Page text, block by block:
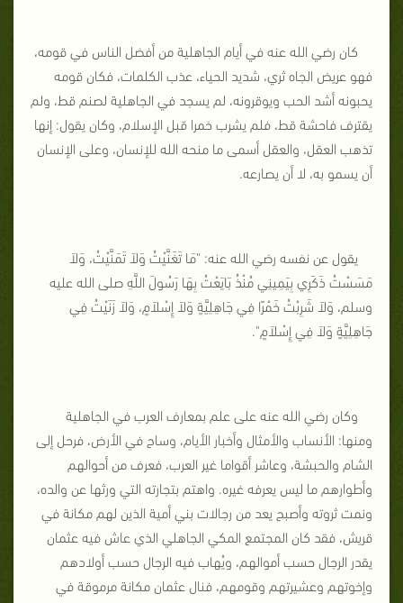
كان رضي الله عنه في أيام الجاهلية من أفضل الناس في قومه،
فهو عريض الجاه ثري، شديد الحياء، عذب الكلمات، فكان قومه
يحبونه أشد الحب ويوقرونه، لم يسجد في الجاهلية لصنم قط، ولم
يقترف فاحشة قط، فلم يشرب خمرا قبل الإسلام، وكان يقول: إنها
تذهب العقل، والعقل أسمى ما منحه الله للإنسان، وعلى الإنسان
أن يسمو به، لا أن يصارعه.
يقول عن نفسه رضي الله عنه: "مَا تَغَنَّيْتُ وَلاَ تَمَنَّيْتُ، وَلاَ
مَسَسْتُ ذَكَرِي بِيَمِينِي مُنْذُ بَايَعْتُ بِهَا رَسُولَ اللَّهِ صلى الله عليه
وسلم، وَلاَ شَرِبْتُ خَمْرًا فِي جَاهِلِيَّةٍ وَلاَ إِسْلاَمٍ، وَلاَ زَنَيْتُ فِي
جَاهِلِيَّةٍ وَلاَ فِي إِسْلاَمٍ".
وكان رضي الله عنه على علم بمعارف العرب في الجاهلية
ومنها: الأنساب والأمثال وأخبار الأيام، وساح في الأرض، فرحل إلى
الشام والحبشة، وعاشر أقواما غير العرب، فعرف من أحوالهم
وأطوارهم ما ليس يعرفه غيره. واهتم بتجارته التي ورثها عن والده،
ونمت ثروته وأصبح يعد من رجالات بني أمية الذين لهم مكانة في
قريش، فقد كان المجتمع المكي الجاهلي الذي عاش فيه عثمان
يقدر الرجال حسب أموالهم، ويُهاب فيه الرجال حسب أولادهم
وإخوتهم وعشيرتهم وقومهم، فنال عثمان مكانة مرموقة في